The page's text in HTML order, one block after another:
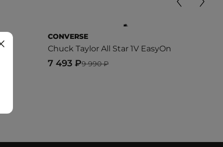
CONVERSE
Chuck Taylor All Star 1V EasyOn
9 990 ₽
7 493 ₽